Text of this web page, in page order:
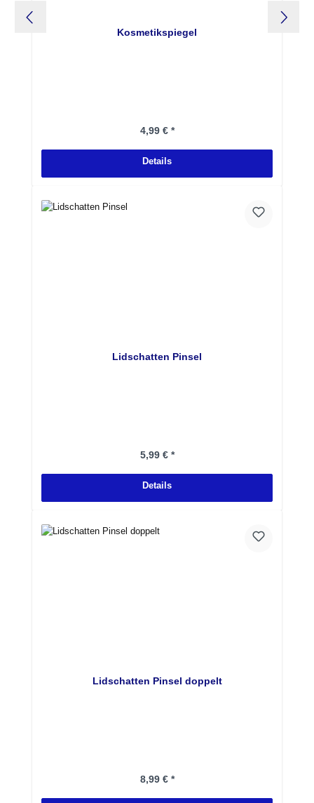
Kosmetikspiegel
Regulärer Preis:
4,99 € *
Details
Lidschatten Pinsel
Regulärer Preis:
5,99 € *
Details
Lidschatten Pinsel doppelt
Regulärer Preis:
8,99 € *